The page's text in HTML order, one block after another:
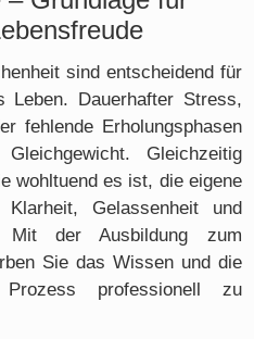
sind entscheidend für
Leben. Dauerhafter Stress,
fehlende Erholungsphasen
Gleichzeitig
wohltuend es ist, die eigene
Gelassenheit und
Mit der Ausbildung zum
Sie das Wissen und die
professionell zu